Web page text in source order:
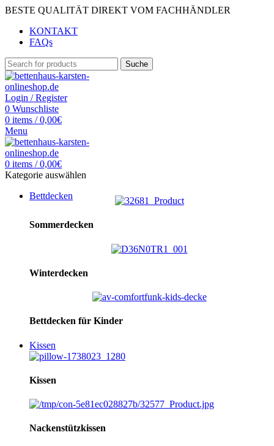
BESTE QUALITÄT DIREKT VOM FACHHÄNDLER
KONTAKT
FAQs
Suche
Login / Register
0 Wunschliste
0 items / 0,00€
Menu
0 items / 0,00€
Kategorie auswählen
Bettdecken
Sommerdecken
Winterdecken
Bettdecken für Kinder
Kissen
Kissen
Nackenstützkissen